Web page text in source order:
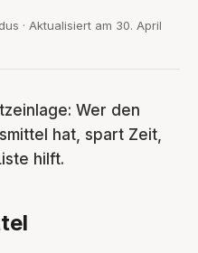
· Aktualisiert am 30. April
Wer den
hat, spart Zeit,
hilft.